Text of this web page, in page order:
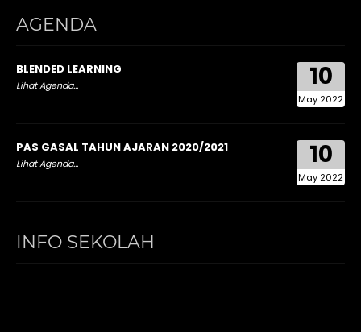
AGENDA
10
May 2022
BLENDED LEARNING
Lihat Agenda...
10
May 2022
PAS GASAL TAHUN AJARAN 2020/2021
Lihat Agenda...
INFO SEKOLAH